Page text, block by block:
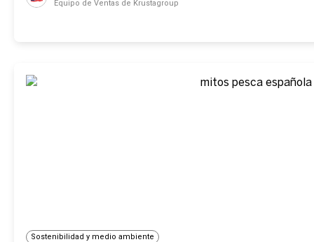
Equipo de Ventas de Krustagroup
Sostenibilidad y medio ambiente